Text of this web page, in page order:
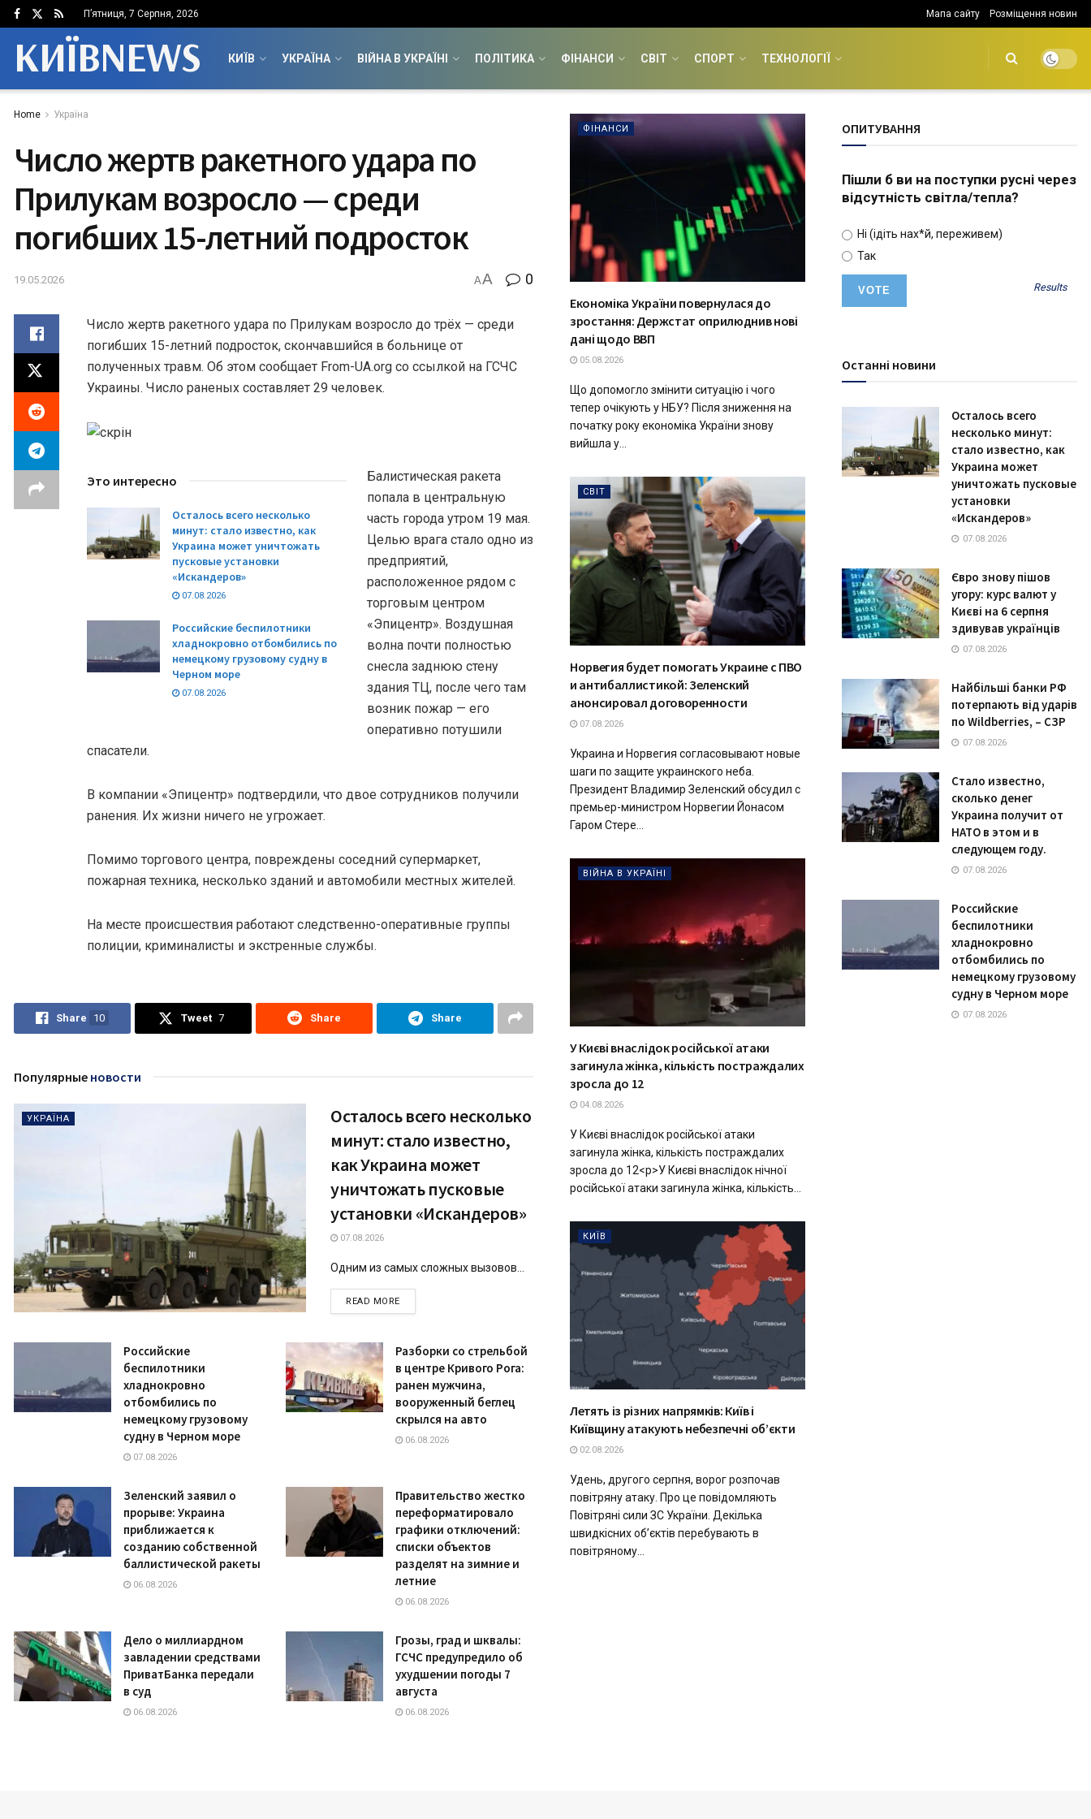
П’ятниця, 7 Серпня, 2026 Мапа сайту Розміщення новин
КИЇВNEWS КИЇВ УКРАЇНА ВІЙНА В УКРАЇНІ ПОЛІТИКА ФІНАНСИ СВІТ СПОРТ ТЕХНОЛОГІЇ
Home Україна
Число жертв ракетного удара по
Прилукам возросло — среди
погибших 15-летний подросток
19.05.2026 AA 0
Число жертв ракетного удара по Прилукам возросло до трёх — среди
погибших 15-летний подросток, скончавшийся в больнице от
полученных травм. Об этом сообщает From-UA.org со ссылкой на ГСЧС
Украины. Число раненых составляет 29 человек.
Это интересно
Осталось всего несколько
минут: стало известно, как
Украина может уничтожать
пусковые установки
«Искандеров»
07.08.2026
Российские беспилотники
хладнокровно отбомбились по
немецкому грузовому судну в
Черном море
07.08.2026
Балистическая ракета
попала в центральную
часть города утром 19 мая.
Целью врага стало одно из
предприятий,
расположенное рядом с
торговым центром
«Эпицентр». Воздушная
волна почти полностью
снесла заднюю стену
здания ТЦ, после чего там
возник пожар — его
оперативно потушили
спасатели.
В компании «Эпицентр» подтвердили, что двое сотрудников получили
ранения. Их жизни ничего не угрожает.
Помимо торгового центра, повреждены соседний супермаркет,
пожарная техника, несколько зданий и автомобили местных жителей.
На месте происшествия работают следственно-оперативные группы
полиции, криминалисты и экстренные службы.
Share 10 Tweet 7 Share Share
Популярные новости
УКРАЇНА
Осталось всего несколько
минут: стало известно,
как Украина может
уничтожать пусковые
установки «Искандеров»
07.08.2026
Одним из самых сложных вызовов...
READ MOREDETAILS
Российские
беспилотники
хладнокровно
отбомбились по
немецкому грузовому
судну в Черном море
07.08.2026
Разборки со стрельбой
в центре Кривого Рога:
ранен мужчина,
вооруженный беглец
скрылся на авто
06.08.2026
Зеленский заявил о
прорыве: Украина
приближается к
созданию собственной
баллистической ракеты
06.08.2026
Правительство жестко
переформатировало
графики отключений:
списки объектов
разделят на зимние и
летние
06.08.2026
Дело о миллиардном
завладении средствами
ПриватБанка передали
в суд
06.08.2026
Грозы, град и шквалы:
ГСЧС предупредило об
ухудшении погоды 7
августа
06.08.2026
ФІНАНСИ
Економіка України повернулася до
зростання: Держстат оприлюднив нові
дані щодо ВВП
05.08.2026
Що допомогло змінити ситуацію і чого
тепер очікують у НБУ? Після зниження на
початку року економіка України знову
вийшла у...
СВІТ
Норвегия будет помогать Украине с ПВО
и антибаллистикой: Зеленский
анонсировал договоренности
07.08.2026
Украина и Норвегия согласовывают новые
шаги по защите украинского неба.
Президент Владимир Зеленский обсудил с
премьер-министром Норвегии Йонасом
Гаром Стере...
ВІЙНА В УКРАЇНІ
У Києві внаслідок російської атаки
загинула жінка, кількість постраждалих
зросла до 12
04.08.2026
У Києві внаслідок російської атаки
загинула жінка, кількість постраждалих
зросла до 12<p>У Києві внаслідок нічної
російської атаки загинула жінка, кількість...
КИЇВ
Летять із різних напрямків: Київ і
Київщину атакують небезпечні об’єкти
02.08.2026
Удень, другого серпня, ворог розпочав
повітряну атаку. Про це повідомляють
Повітряні сили ЗС України. Декілька
швидкісних об’єктів перебувають в
повітряному...
ОПИТУВАННЯ
Пішли б ви на поступки русні через
відсутність світла/тепла?
Ні (ідіть нах*й, переживем)
Так
Results
Останні новини
Осталось всего
несколько минут:
стало известно, как
Украина может
уничтожать пусковые
установки
«Искандеров»
07.08.2026
Євро знову пішов
угору: курс валют у
Києві на 6 серпня
здивував українців
07.08.2026
Найбільші банки РФ
потерпають від ударів
по Wildberries, – СЗР
07.08.2026
Стало известно,
сколько денег
Украина получит от
НАТО в этом и в
следующем году.
07.08.2026
Российские
беспилотники
хладнокровно
отбомбились по
немецкому грузовому
судну в Черном море
07.08.2026